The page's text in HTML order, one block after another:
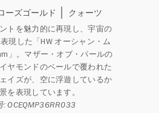
ーズゴールド クォーツ
トを魅力的に再現し、宇宙の
現した「HW オーシャン・ム
」。マザー・オブ・パールの
ヤモンドのベールで覆われた
イズが、空に浮遊しているか
を表現しています。
: OCEQMP36RR033